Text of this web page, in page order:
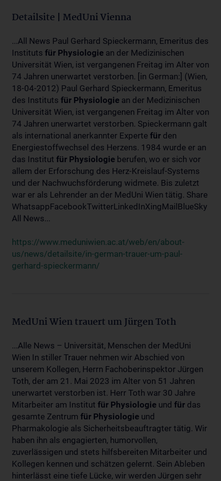
Detailsite | MedUni Vienna
...All News Paul Gerhard Spieckermann, Emeritus des
Instituts für Physiologie an der Medizinischen
Universität Wien, ist vergangenen Freitag im Alter von
74 Jahren unerwartet verstorben. [in German:] (Wien,
18-04-2012) Paul Gerhard Spieckermann, Emeritus
des Instituts für Physiologie an der Medizinischen
Universität Wien, ist vergangenen Freitag im Alter von
74 Jahren unerwartet verstorben. Spieckermann galt
als international anerkannter Experte für den
Energiestoffwechsel des Herzens. 1984 wurde er an
das Institut für Physiologie berufen, wo er sich vor
allem der Erforschung des Herz-Kreislauf-Systems
und der Nachwuchsförderung widmete. Bis zuletzt
war er als Lehrender an der MedUni Wien tätig. Share
WhatsappFacebookTwitterLinkedInXingMailBlueSky
All News...
https://www.meduniwien.ac.at/web/en/about-
us/news/detailsite/in-german-trauer-um-paul-
gerhard-spieckermann/
MedUni Wien trauert um Jürgen Toth
...Alle News – Universität, Menschen der MedUni
Wien In stiller Trauer nehmen wir Abschied von
unserem Kollegen, Herrn Fachoberinspektor Jürgen
Toth, der am 21. Mai 2023 im Alter von 51 Jahren
unerwartet verstorben ist. Herr Toth war 30 Jahre
Mitarbeiter am Institut für Physiologie und für das
gesamte Zentrum für Physiologie und
Pharmakologie als Sicherheitsbeauftragter tätig. Wir
haben ihn als engagierten, humorvollen,
zuverlässigen und stets hilfsbereiten Mitarbeiter und
Kollegen kennen und schätzen gelernt. Sein Ableben
hinterlässt eine tiefe Lücke, wir werden Jürgen sehr